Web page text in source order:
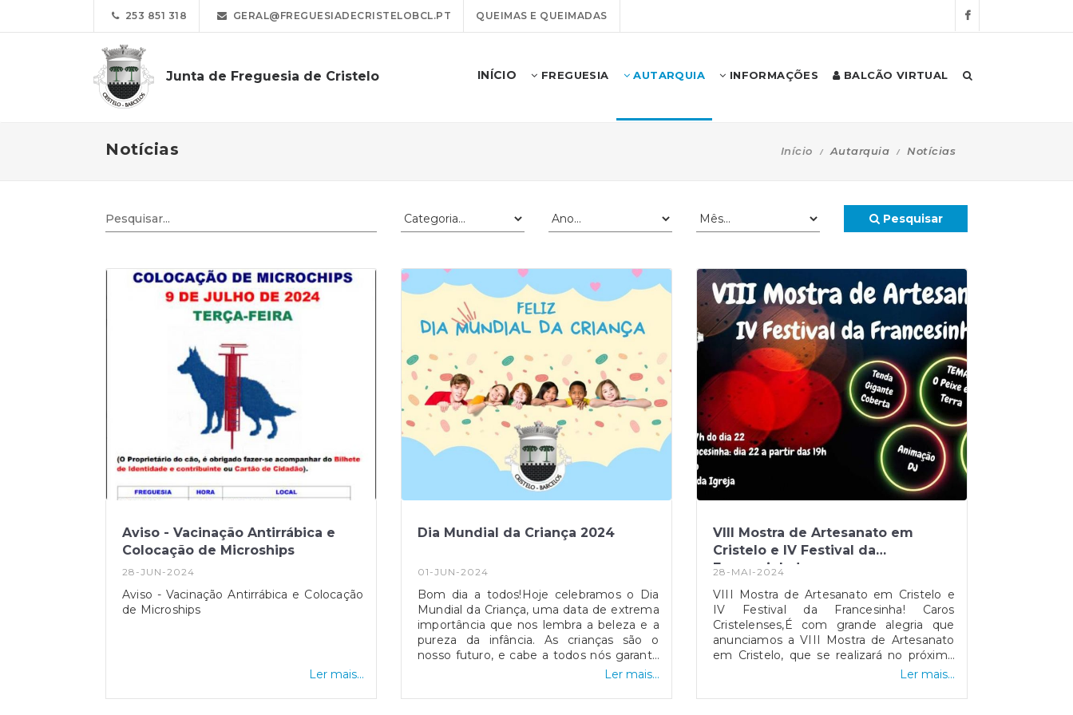
253 851 318 GERAL@FREGUESIADECRISTELOBCL.PT QUEIMAS E QUEIMADAS
Junta de Freguesia de Cristelo INÍCIO FREGUESIA AUTARQUIA INFORMAÇÕES BALCÃO VIRTUAL
Notícias Início Autarquia Notícias
Pesquisar
Aviso - Vacinação Antirrábica e
Colocação de Microships
28-JUN-2024
Aviso - Vacinação Antirrábica e Colocação
de Microships
Ler mais...
Dia Mundial da Criança 2024
01-JUN-2024
Bom dia a todos!Hoje celebramos o Dia
Mundial da Criança, uma data de extrema
importância que nos lembra a beleza e a
pureza da infância. As crianças são o
nosso futuro, e cabe a todos nós garantir
que cresçam num ambiente cheio de
oportunidades.Reconhecemos a
Ler mais...
VIII Mostra de Artesanato em
Cristelo e IV Festival da
Francesinha!
28-MAI-2024
VIII Mostra de Artesanato em Cristelo e
IV Festival da Francesinha! Caros
Cristelenses,É com grande alegria que
anunciamos a VIII Mostra de Artesanato
em Cristelo, que se realizará no próximo
dia 22 e 23 de junho de 2024, na Avenida
talento e a criatividade dos nossos
Ler mais...